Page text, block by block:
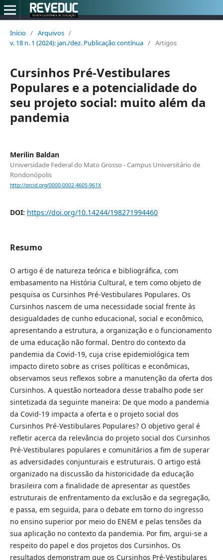
Início / Arquivos /
v. 18 n. 1 (2024): jan./dez. Publicação contínua / Artigos
Cursinhos Pré-Vestibulares
Populares e a potencialidade do
seu projeto social: muito além da
pandemia
Merilin Baldan
Universidade Federal do Mato Grosso - Campus Universitário de
Rondonópolis
http://orcid.org/0000-0002-4605-961X
DOI: https://doi.org/10.14244/198271994460
Resumo
O artigo é de natureza teórica e bibliográfica, com
embasamento na História Cultural, e tem como objeto de
pesquisa os Cursinhos Pré-Vestibulares Populares. Os
Cursinhos nascem de uma necessidade social frente às
desigualdades de cunho educacional, social e econômico,
apresentando a estrutura, a organização e o funcionamento
de uma educação não formal. Dentro do contexto da
pandemia da Covid-19, cuja crise epidemiológica tem
impacto direto sobre as crises políticas e econômicas,
observamos seus reflexos sobre a manutenção da oferta dos
Cursinhos. A questão norteadora desse trabalho pode ser
sintetizada da seguinte maneira: De que modo a pandemia
da Covid-19 impacta a oferta e o projeto social dos
Cursinhos Pré-Vestibulares Populares? O objetivo geral é
refletir acerca da relevância do projeto social dos Cursinhos
Pré-Vestibulares populares e comunitários a fim de superar
as adversidades conjunturais e estruturais. O artigo está
organizado na discussão da historicidade da educação
brasileira com a finalidade de apresentar as questões
estruturais de enfrentamento da exclusão e da segregação,
e passa, em seguida, para o debate em torno do ingresso
no ensino superior por meio do ENEM e pelas tensões da
sua aplicação no contexto da pandemia. Por fim, argui-se a
respeito do papel e dos projetos dos Cursinhos. Os
resultados demonstram que os Cursinhos Pré-Vestibulares